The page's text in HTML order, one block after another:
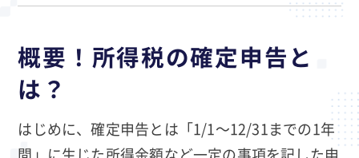
概要！所得税の確定申告と
は？
はじめに、確定申告とは「1/1～12/31までの1年